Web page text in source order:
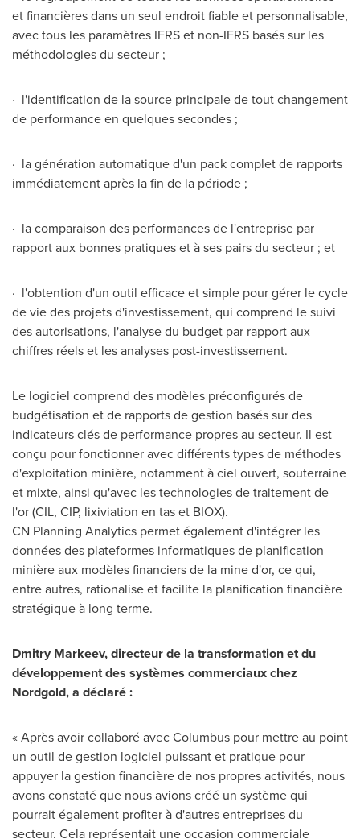
et financières dans un seul endroit fiable et personnalisable,
avec tous les paramètres IFRS et non-IFRS basés sur les
méthodologies du secteur ;
· l'identification de la source principale de tout changement
de performance en quelques secondes ;
· la génération automatique d'un pack complet de rapports
immédiatement après la fin de la période ;
· la comparaison des performances de l'entreprise par
rapport aux bonnes pratiques et à ses pairs du secteur ; et
· l'obtention d'un outil efficace et simple pour gérer le cycle
de vie des projets d'investissement, qui comprend le suivi
des autorisations, l'analyse du budget par rapport aux
chiffres réels et les analyses post-investissement.
Le logiciel comprend des modèles préconfigurés de
budgétisation et de rapports de gestion basés sur des
indicateurs clés de performance propres au secteur. Il est
conçu pour fonctionner avec différents types de méthodes
d'exploitation minière, notamment à ciel ouvert, souterraine
et mixte, ainsi qu'avec les technologies de traitement de
l'or (CIL, CIP, lixiviation en tas et BIOX).
CN Planning Analytics permet également d'intégrer les
données des plateformes informatiques de planification
minière aux modèles financiers de la mine d'or, ce qui,
entre autres, rationalise et facilite la planification financière
stratégique à long terme.
Dmitry Markeev, directeur de la transformation et du
développement des systèmes commerciaux chez
Nordgold, a déclaré :
« Après avoir collaboré avec Columbus pour mettre au point
un outil de gestion logiciel puissant et pratique pour
appuyer la gestion financière de nos propres activités, nous
avons constaté que nous avions créé un système qui
pourrait également profiter à d'autres entreprises du
secteur. Cela représentait une occasion commerciale